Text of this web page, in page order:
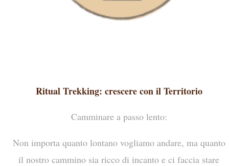
Ritual Trekking: crescere con il Territorio
Camminare a passo lento:
Non importa quanto lontano vogliamo andare, ma quanto
il nostro cammino sia ricco di incanto e ci faccia stare